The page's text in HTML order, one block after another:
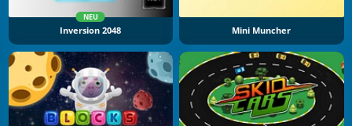
NEU
Inversion 2048 Mini Muncher